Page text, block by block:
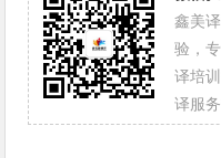
鑫美
验，
译培
译服